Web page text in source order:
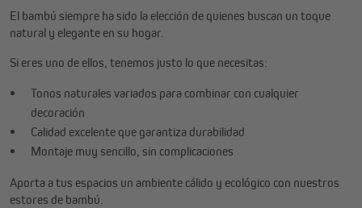
El bambú siempre ha sido la elección de quienes buscan un toque
natural y elegante en su hogar.
Si eres uno de ellos, tenemos justo lo que necesitas:
Tonos naturales variados para combinar con cualquier
decoración
Calidad excelente que garantiza durabilidad
Montaje muy sencillo, sin complicaciones
Aporta a tus espacios un ambiente cálido y ecológico con nuestros
estores de bambú.